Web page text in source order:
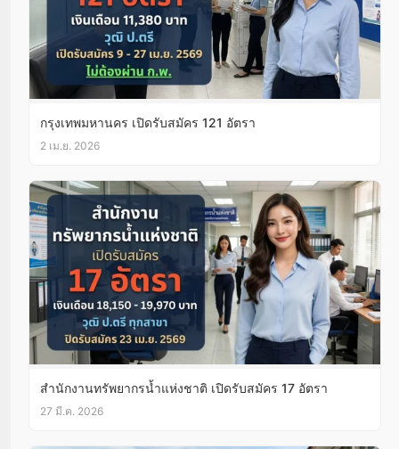
กรุงเทพมหานคร เปิดรับสมัคร 121 อัตรา
2 เม.ย. 2026
สำนักงานทรัพยากรน้ำแห่งชาติ เปิดรับสมัคร 17 อัตรา
27 มี.ค. 2026